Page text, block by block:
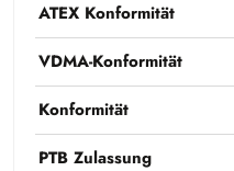
ATEX Konformität
VDMA-Konformität
Konformität
PTB Zulassung